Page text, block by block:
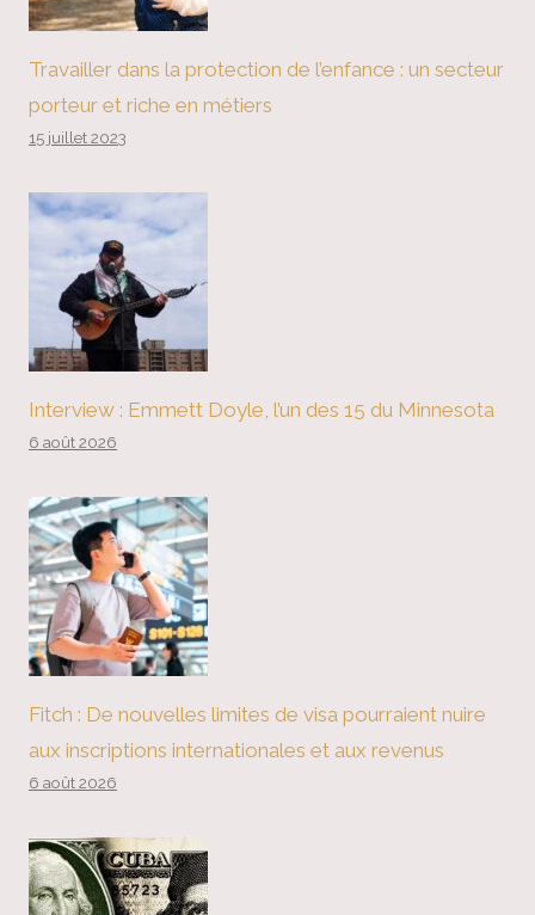
Travailler dans la protection de l’enfance : un secteur
porteur et riche en métiers
15 juillet 2023
Interview : Emmett Doyle, l’un des 15 du Minnesota
6 août 2026
Fitch : De nouvelles limites de visa pourraient nuire
aux inscriptions internationales et aux revenus
6 août 2026